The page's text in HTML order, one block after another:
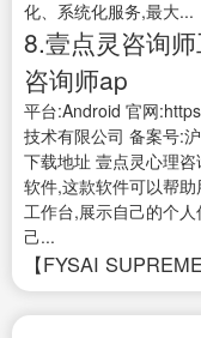
化、系统化服务,最大...
8.壹点灵咨询
咨询师ap
平台:Android 官网
技术有限公司 备案号:
下载地址 壹点灵心理
软件,这款软件可以帮
工作台,展示自己的个
己...
【FYSAI